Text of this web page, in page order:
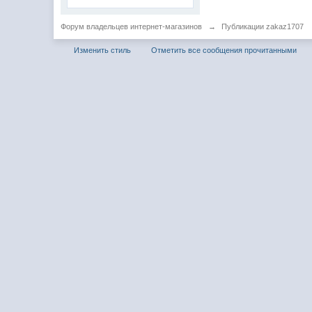
Форум владельцев интернет-магазинов → Публикации zakaz1707
Изменить стиль Отметить все сообщения прочитанными